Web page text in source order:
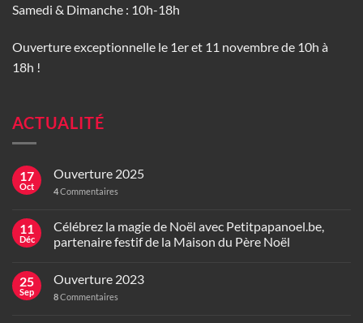
Samedi & Dimanche : 10h-18h
Ouverture exceptionnelle le 1er et 11 novembre de 10h à
18h !
ACTUALITÉ
17
Oct
Ouverture 2025
4Commentaires
11
Déc
Célébrez la magie de Noël avec Petitpapanoel.be,
partenaire festif de la Maison du Père Noël
25
Sep
Ouverture 2023
8Commentaires